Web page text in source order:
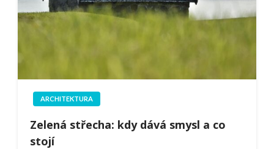
ARCHITEKTURA
Zelená střecha: kdy dává smysl a co
stojí